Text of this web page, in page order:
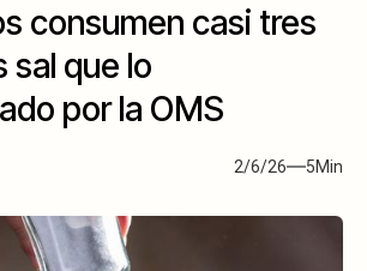
consumen casi tres
sal que lo
por la OMS
2/6/26 5Min